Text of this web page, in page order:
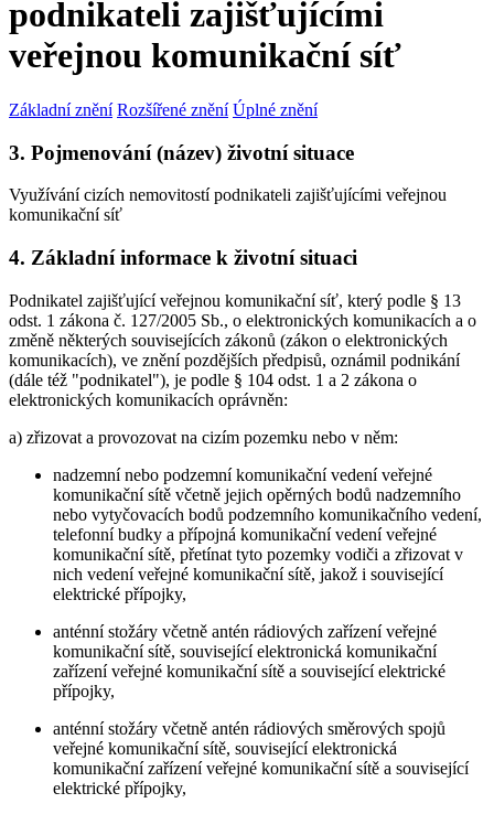
podnikateli zajišťujícími
veřejnou komunikační síť
Základní znění Rozšířené znění Úplné znění
3. Pojmenování (název) životní situace
Využívání cizích nemovitostí podnikateli zajišťujícími veřejnou
komunikační síť
4. Základní informace k životní situaci
Podnikatel zajišťující veřejnou komunikační síť, který podle § 13
odst. 1 zákona č. 127/2005 Sb., o elektronických komunikacích a o
změně některých souvisejících zákonů (zákon o elektronických
komunikacích), ve znění pozdějších předpisů, oznámil podnikání
(dále též "podnikatel"), je podle § 104 odst. 1 a 2 zákona o
elektronických komunikacích oprávněn:
a) zřizovat a provozovat na cizím pozemku nebo v něm:
nadzemní nebo podzemní komunikační vedení veřejné
komunikační sítě včetně jejich opěrných bodů nadzemního
nebo vytyčovacích bodů podzemního komunikačního vedení,
telefonní budky a přípojná komunikační vedení veřejné
komunikační sítě, přetínat tyto pozemky vodiči a zřizovat v
nich vedení veřejné komunikační sítě, jakož i související
elektrické přípojky,
anténní stožáry včetně antén rádiových zařízení veřejné
komunikační sítě, související elektronická komunikační
zařízení veřejné komunikační sítě a související elektrické
přípojky,
anténní stožáry včetně antén rádiových směrových spojů
veřejné komunikační sítě, související elektronická
komunikační zařízení veřejné komunikační sítě a související
elektrické přípojky,